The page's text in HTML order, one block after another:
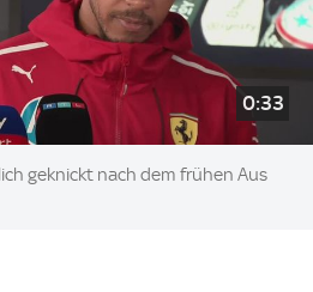
0:33
geknickt nach dem frühen Aus